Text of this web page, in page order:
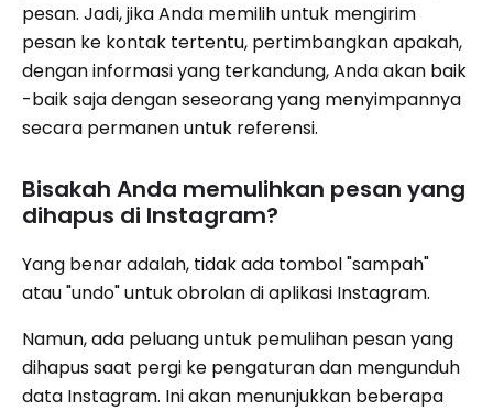
pesan. Jadi, jika Anda memilih untuk mengirim
pesan ke kontak tertentu, pertimbangkan apakah,
dengan informasi yang terkandung, Anda akan baik
-baik saja dengan seseorang yang menyimpannya
secara permanen untuk referensi.
Bisakah Anda memulihkan pesan yang
dihapus di Instagram?
Yang benar adalah, tidak ada tombol "sampah"
atau "undo" untuk obrolan di aplikasi Instagram.
Namun, ada peluang untuk pemulihan pesan yang
dihapus saat pergi ke pengaturan dan mengunduh
data Instagram. Ini akan menunjukkan beberapa